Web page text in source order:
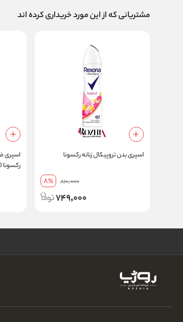
مشتریانی که از این مورد خریداری کرده اند
اسپری بدن تروپیکال زنانه رکسونا
810,000
8%
749,000
اسپری
رکسونا 200 میل